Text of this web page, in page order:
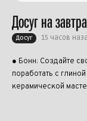
Досуг на
Досуг 15 часов
● Бонн: Создайте
поработать с
керамической